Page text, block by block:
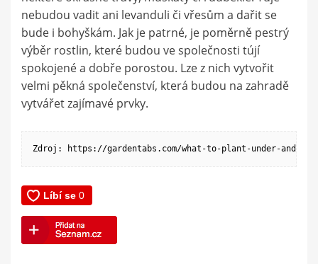
nebudou vadit ani levanduli či vřesům a dařit se
bude i bohyškám. Jak je patrné, je poměrně pestrý
výběr rostlin, které budou ve společnosti tújí
spokojené a dobře porostou. Lze z nich vytvořit
velmi pěkná společenství, která budou na zahradě
vytvářet zajímavé prvky.
Zdroj: https://gardentabs.com/what-to-plant-under-and-